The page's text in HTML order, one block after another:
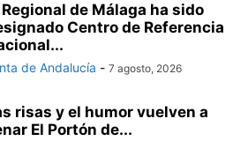
Regional de Málaga ha sido
Centro de Referencia
de Andalucía - 7 agosto, 2026
risas y el humor vuelven a
El Portón de...